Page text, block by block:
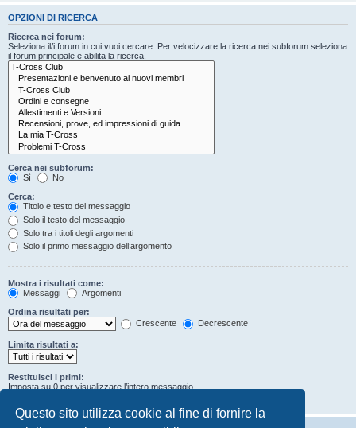
Questo sito utilizza cookie al fine di fornire la
OPZIONI DI RICERCA
Ricerca nei forum:
Seleziona il/i forum in cui vuoi cercare. Per velocizzare la ricerca nei subforum seleziona
il forum principale e abilita la ricerca.
Cerca nei subforum:
Sì
No
Cerca:
Titolo e testo del messaggio
Solo il testo del messaggio
Solo tra i titoli degli argomenti
Solo il primo messaggio dell’argomento
Mostra i risultati come:
Messaggi
Argomenti
Ordina risultati per:
Crescente
Decrescente
Limita risultati a:
Restituisci i primi:
Imposta su 0 per visualizzare l’intero messaggio.